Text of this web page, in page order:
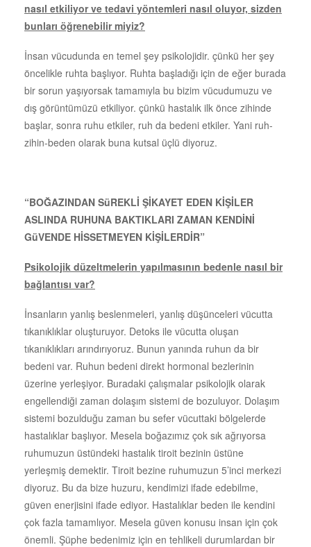
nasıl etkiliyor ve tedavi yöntemleri nasıl oluyor, sizden
bunları öğrenebilir miyiz?
İnsan vücudunda en temel şey psikolojidir. çünkü her şey
öncelikle ruhta başlıyor. Ruhta başladığı için de eğer burada
bir sorun yaşıyorsak tamamıyla bu bizim vücudumuzu ve
dış görüntümüzü etkiliyor. çünkü hastalık ilk önce zihinde
başlar, sonra ruhu etkiler, ruh da bedeni etkiler. Yani ruh-
zihin-beden olarak buna kutsal üçlü diyoruz.
“BOĞAZINDAN SüREKLİ ŞİKAYET EDEN KİŞİLER
ASLINDA RUHUNA BAKTIKLARI ZAMAN KENDİNİ
GüVENDE HİSSETMEYEN KİŞİLERDİR”
Psikolojik düzeltmelerin yapılmasının bedenle nasıl bir
bağlantısı var?
İnsanların yanlış beslenmeleri, yanlış düşünceleri vücutta
tıkanıklıklar oluşturuyor. Detoks ile vücutta oluşan
tıkanıklıkları arındırıyoruz. Bunun yanında ruhun da bir
bedeni var. Ruhun bedeni direkt hormonal bezlerinin
üzerine yerleşiyor. Buradaki çalışmalar psikolojik olarak
engellendiği zaman dolaşım sistemi de bozuluyor. Dolaşım
sistemi bozulduğu zaman bu sefer vücuttaki bölgelerde
hastalıklar başlıyor. Mesela boğazımız çok sık ağrıyorsa
ruhumuzun üstündeki hastalık tiroit bezinin üstüne
yerleşmiş demektir. Tiroit bezine ruhumuzun 5’inci merkezi
diyoruz. Bu da bize huzuru, kendimizi ifade edebilme,
güven enerjisini ifade ediyor. Hastalıklar beden ile kendini
çok fazla tamamlıyor. Mesela güven konusu insan için çok
önemli. Şüphe bedenimiz için en tehlikeli durumlardan bir